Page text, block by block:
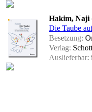
Hakim, Naji
Die Taube
Besetzung:
Verlag:
Auslieferbar: